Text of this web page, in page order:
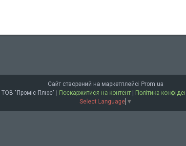
Сайт створений на маркетплейсі Prom.ua
ТОВ "Проміс-Плюс" | Поскаржитися на контент | Політика
Select Language ▼